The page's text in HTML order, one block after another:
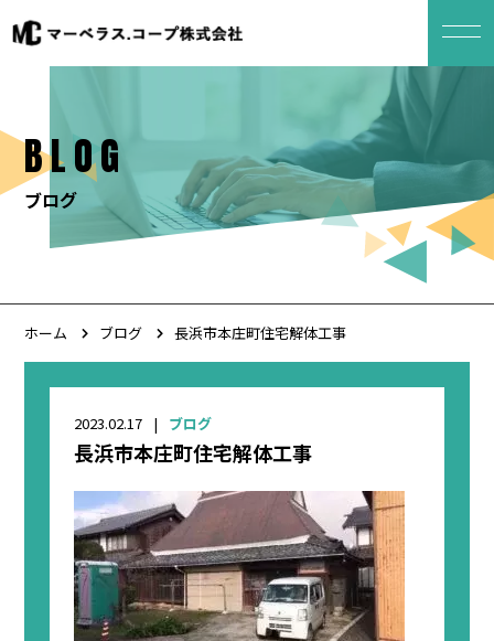
BLOG
ブログ
ホーム ブログ 長浜市本庄町住宅解体工事
2023.02.17 ブログ
長浜市本庄町住宅解体工事